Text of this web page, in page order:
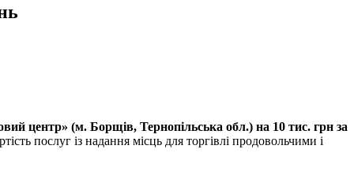
центр» (м. Борщів, Тернопільська обл.) на 10 тис. грн за
послуг із надання місць для торгівлі продовольчими і